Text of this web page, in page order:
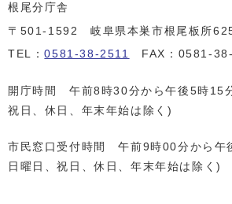
根尾分庁舎
〒501-1592 岐阜県本巣市根尾板所
TEL：0581-38-2511 FAX：0581-
開庁時間 午前8時30分から午後5時15
祝日、休日、年末年始は除く)
市民窓口受付時間 午前9時00分から午
日曜日、祝日、休日、年末年始は除く)